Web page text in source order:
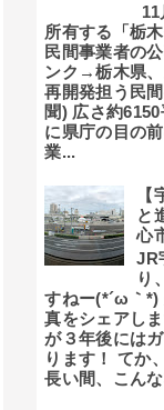
所有する「栃
民間事業者の
ンク→栃木県
再開発担う民
聞) 広さ約
に県庁の目の
業...
と
心
JR
り
すねー(*´ω｀*)
真をシェアし
が３年後には
ります！ てか
長い間、こん